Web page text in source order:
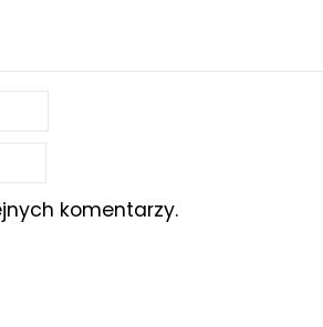
komentarzy.